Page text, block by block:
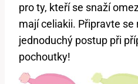
pro ty, kteří se snaží
mají celiakii. Připravte se
jednoduchý postup při
pochoutky!